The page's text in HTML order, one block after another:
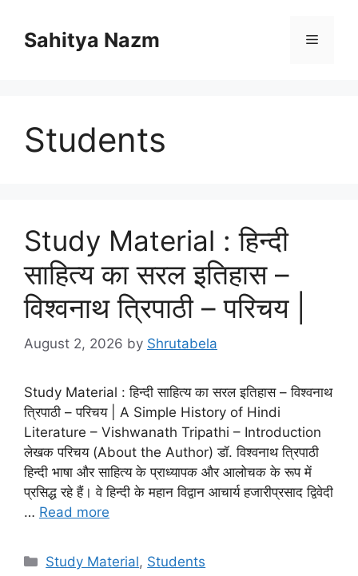
Sahitya Nazm
Students
Study Material : हिन्दी
साहित्य का सरल इतिहास –
विश्वनाथ त्रिपाठी – परिचय |
August 2, 2026 by Shrutabela
Study Material : हिन्दी साहित्य का सरल इतिहास – विश्वनाथ
त्रिपाठी – परिचय | A Simple History of Hindi
Literature – Vishwanath Tripathi – Introduction
लेखक परिचय (About the Author) डॉ. विश्वनाथ त्रिपाठी
हिन्दी भाषा और साहित्य के प्राध्यापक और आलोचक के रूप में
प्रसिद्ध रहे हैं। वे हिन्दी के महान विद्वान आचार्य हजारीप्रसाद द्विवेदी
… Read more
Study Material, Students